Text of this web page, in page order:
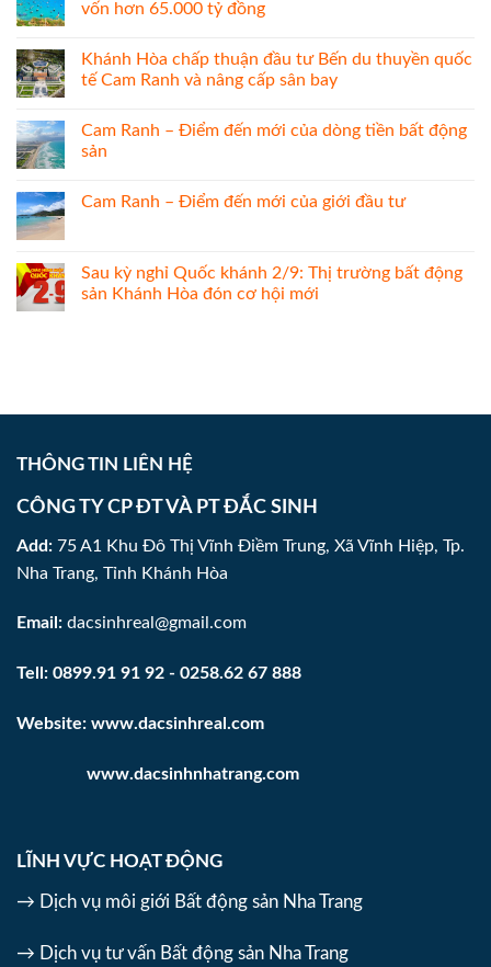
vốn hơn 65.000 tỷ đồng
Khánh Hòa chấp thuận đầu tư Bến du thuyền quốc
tế Cam Ranh và nâng cấp sân bay
Cam Ranh – Điểm đến mới của dòng tiền bất động
sản
Cam Ranh – Điểm đến mới của giới đầu tư
Sau kỳ nghỉ Quốc khánh 2/9: Thị trường bất động
sản Khánh Hòa đón cơ hội mới
THÔNG TIN LIÊN HỆ
CÔNG TY CP ĐT VÀ PT ĐẮC SINH
Add: 75 A1 Khu Đô Thị Vĩnh Điềm Trung, Xã Vĩnh Hiệp, Tp.
Nha Trang, Tỉnh Khánh Hòa
Email: dacsinhreal@gmail.com
Tell: 0899.91 91 92 - 0258.62 67 888
Website: www.dacsinhreal.com
www.dacsinhnhatrang.com
LĨNH VỰC HOẠT ĐỘNG
→ Dịch vụ môi giới Bất động sản Nha Trang
→ Dịch vụ tư vấn Bất động sản Nha Trang